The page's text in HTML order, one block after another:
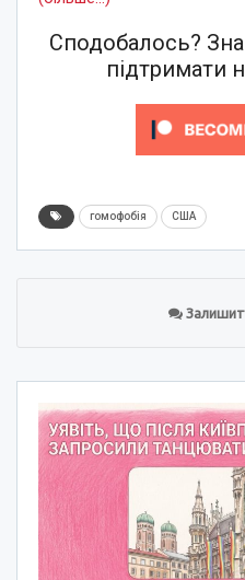
Сподобалось?
підтримати
гомофобія США